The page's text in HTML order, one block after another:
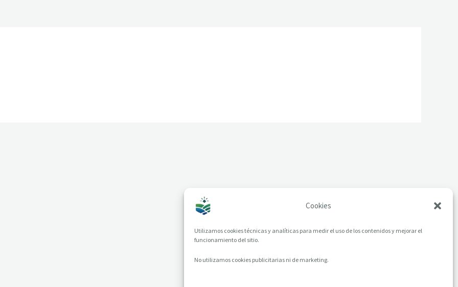
Cookies
Utilizamos cookies técnicas y analíticas para medir el uso de los contenidos y mejorar el
funcionamiento del sitio.
No utilizamos cookies publicitarias ni de marketing.